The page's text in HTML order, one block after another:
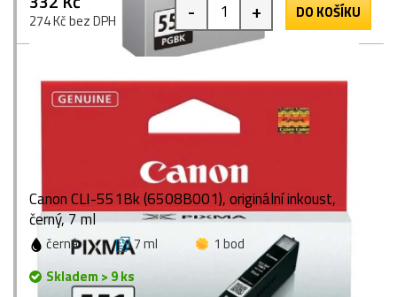
274 Kč bez DPH - + DO KOŠÍKU
Canon CLI-551Bk (6508B001), originální inkoust,
černý, 7 ml
černá 7 ml
1 bod
Skladem > 9 ks